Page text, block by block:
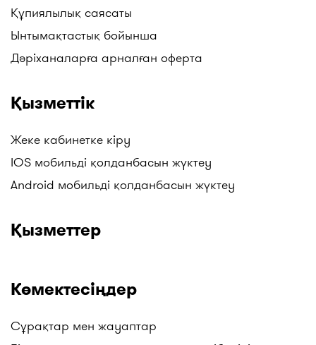
Құпиялылық саясаты
Ынтымақтастық бойынша
Дәріханаларға арналған оферта
Қызметтік
Жеке кабинетке кіру
IOS мобильді қолданбасын жүктеу
Android мобильді қолданбасын жүктеу
Қызметтер
Көмектесіңдер
Сұрақтар мен жауаптар